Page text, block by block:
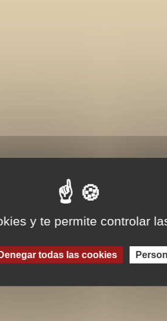
y te permite controlar
todas las cookies